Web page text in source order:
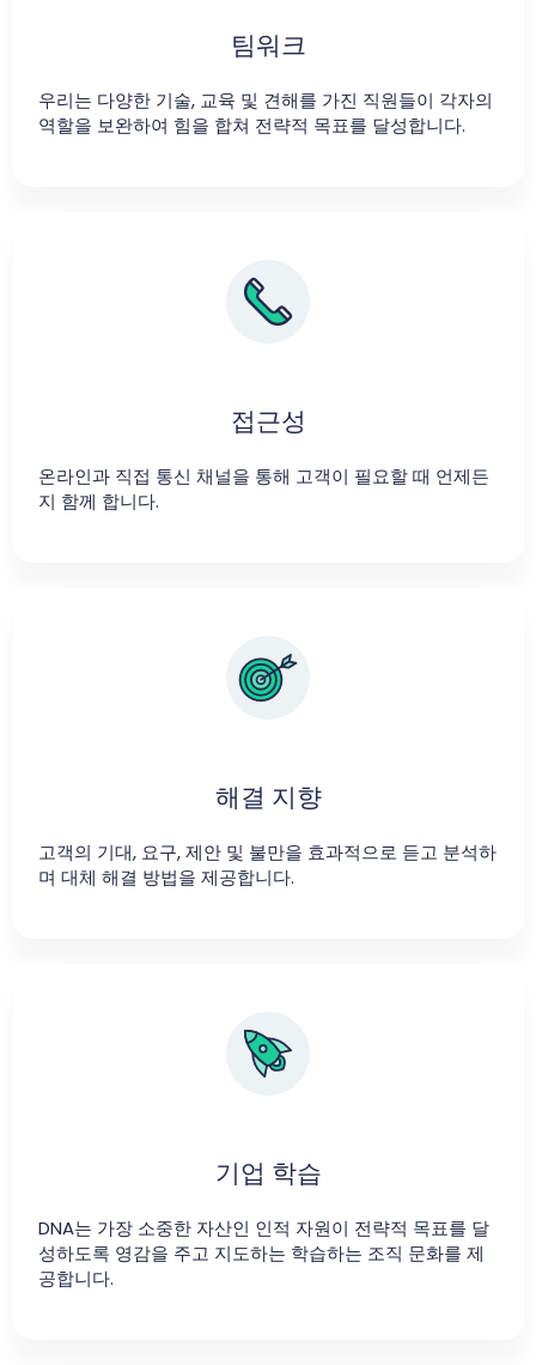
팀워크
우리는 다양한 기술, 교육 및 견해를 가진 직원들이 각자의
역할을 보완하여 힘을 합쳐 전략적 목표를 달성합니다.
접근성
온라인과 직접 통신 채널을 통해 고객이 필요할 때 언제든
지 함께 합니다.
해결 지향
고객의 기대, 요구, 제안 및 불만을 효과적으로 듣고 분석하
며 대체 해결 방법을 제공합니다.
기업 학습
DNA는 가장 소중한 자산인 인적 자원이 전략적 목표를 달
성하도록 영감을 주고 지도하는 학습하는 조직 문화를 제
공합니다.